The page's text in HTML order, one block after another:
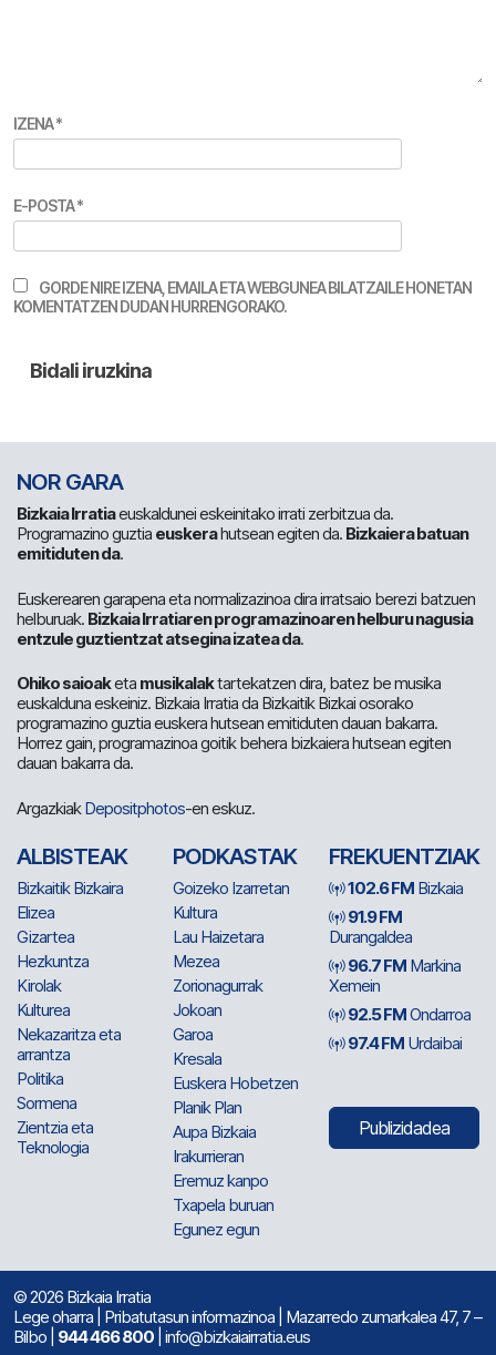
IZENA*
E-POSTA*
GORDE NIRE IZENA, EMAILA ETA WEBGUNEA BILATZAILE HONETAN
KOMENTATZEN DUDAN HURRENGORAKO.
NOR GARA
Bizkaia Irratiaeuskaldunei eskeinitako irrati zerbitzua da.
Programazino guztia euskerahutsean egiten da. Bizkaiera batuan
emitiduten da.
Euskerearen garapena eta normalizazinoa dira irratsaio berezi batzuen
helburuak. Bizkaia Irratiaren programazinoaren helburu nagusia
entzule guztientzat atsegina izatea da.
Ohiko saioaketa musikalaktartekatzen dira, batez be musika
euskalduna eskeiniz. Bizkaia Irratia da Bizkaitik Bizkai osorako
programazino guztia euskera hutsean emitiduten dauan bakarra.
Horrez gain, programazinoa goitik behera bizkaiera hutsean egiten
dauan bakarra da.
ArgazkiakDepositphotos-en eskuz.
ALBISTEAK
Bizkaitik Bizkaira
Elizea
Gizartea
Hezkuntza
Kirolak
Kulturea
Nekazaritza eta
arrantza
Politika
Sormena
Zientzia eta
Teknologia
PODKASTAK
Goizeko Izarretan
Kultura
Lau Haizetara
Mezea
Zorionagurrak
Jokoan
Garoa
Kresala
Euskera Hobetzen
Planik Plan
Aupa Bizkaia
Irakurrieran
Eremuz kanpo
Txapela buruan
Egunez egun
FREKUENTZIAK
102.6 FM Bizkaia
91.9 FM
Durangaldea
96.7 FM Markina
Xemein
92.5 FMOndarroa
97.4 FM Urdaibai
Publizidadea
© 2026 Bizkaia Irratia
Lege oharra Pribatutasun informazinoa | Mazarredo zumarkalea 47, 7 –
Bilbo | 944 466 800 | info@bizkaiairratia.eus